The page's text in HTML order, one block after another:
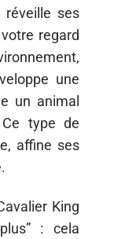
ses
regard
une
un animal
type de
affine ses
King
: cela